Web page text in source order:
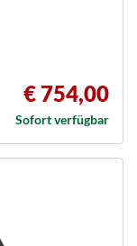
€ 754,00
Sofort verfügbar